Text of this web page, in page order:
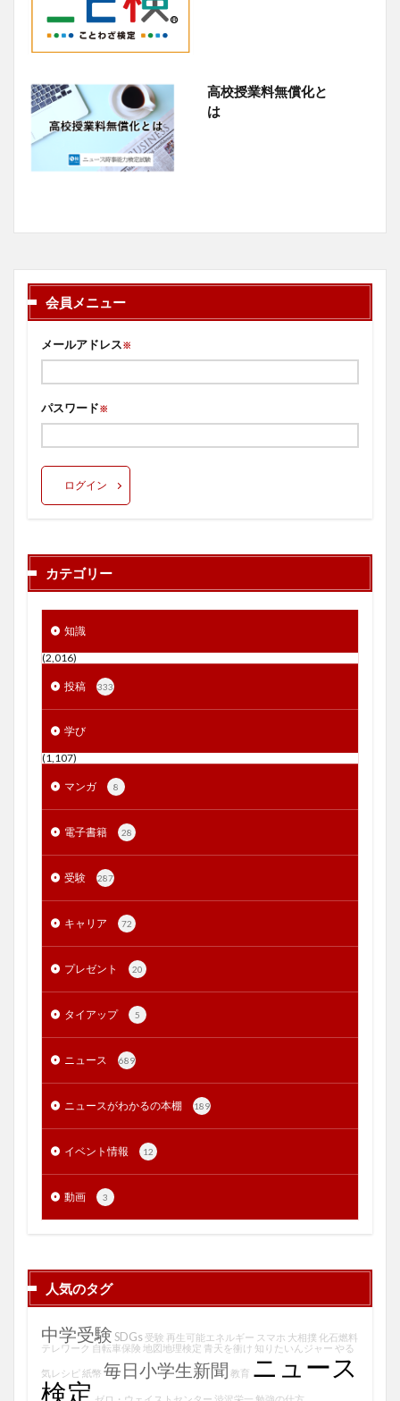
高校授業料無償化と
は
会員メニュー
メールアドレス※
パスワード※
ログイン
カテゴリー
知識
(2,016)
投稿 333
学び
(1,107)
マンガ 8
電子書籍 28
受験 287
キャリア 72
プレゼント 20
タイアップ 5
ニュース 689
ニュースがわかるの本棚 189
イベント情報 12
動画 3
人気のタグ
中学受験 SDGs 受験 再生可能エネルギー スマホ 大相撲 化石燃料
テレワーク 自転車保険 地図地理検定 青天を衝け 知りたいんジャー やる
気レシピ 紙幣 毎日小学生新聞 教育 ニュース
検定